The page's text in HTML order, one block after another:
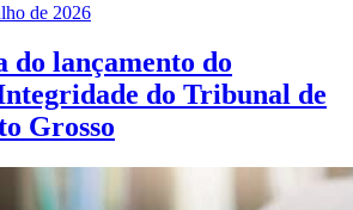
de 2026
lançamento do
do Tribunal de
Grosso